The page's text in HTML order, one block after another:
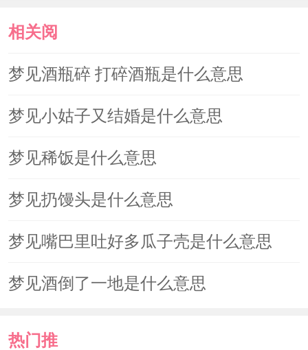
相关阅
读
梦见酒瓶碎 打碎酒瓶是什么意思
梦见小姑子又结婚是什么意思
梦见稀饭是什么意思
梦见扔馒头是什么意思
梦见嘴巴里吐好多瓜子壳是什么意思
梦见酒倒了一地是什么意思
热门推